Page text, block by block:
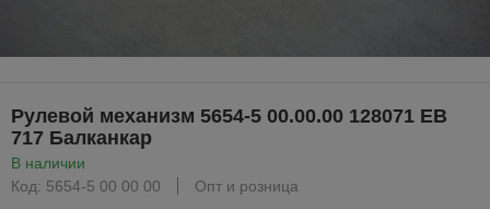
Рулевой механизм 5654-5 00.00.00 128071 ЕВ
717 Балканкар
В наличии
Код: 5654-5 00 00 00
Опт и розница